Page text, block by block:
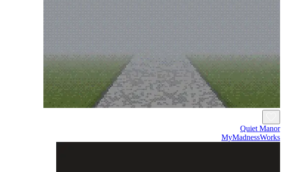
Quiet Manor
MyMadnessWorks